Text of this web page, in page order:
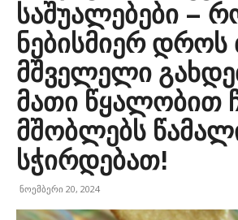
საშუალებები –
ნებისმიერ დროს
მშველელი
მათი წყალობით
მშობლებს
სჭირდებათ!
ნოემბერი 20, 2024